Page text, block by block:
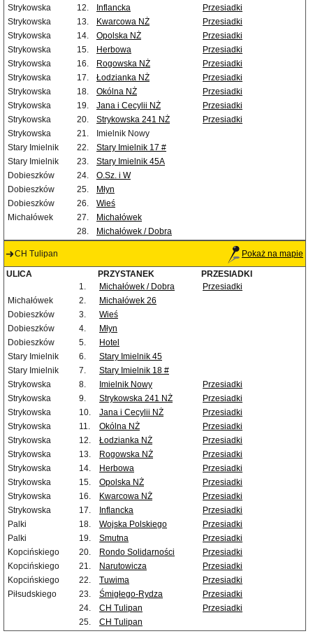
Strykowska
12. Inflancka
Przesiadki
Strykowska
13. Kwarcowa NŻ
Przesiadki
Strykowska
14. Opolska NŻ
Przesiadki
Strykowska
15. Herbowa
Przesiadki
Strykowska
16. Rogowska NŻ
Przesiadki
Strykowska
17. Łodzianka NŻ
Przesiadki
Strykowska
18. Okólna NŻ
Przesiadki
Strykowska
19. Jana i Cecylii NŻ
Przesiadki
Strykowska
20. Strykowska 241 NŻ
Przesiadki
Strykowska
21.
Imielnik Nowy
Stary Imielnik
22.
Stary Imielnik 17 #
Stary Imielnik
23.
Stary Imielnik 45A
Dobieszków
24.
O.Sz. i W
Dobieszków
25.
Młyn
Dobieszków
26.
Wieś
Michałówek
27.
Michałówek
28.
Michałówek / Dobra
CH Tulipan Pokaż na mapie
ULICA PRZYSTANEK
PRZESIADKI
1.
Michałówek / Dobra
Przesiadki
Michałówek
2.
Michałówek 26
Dobieszków
3.
Wieś
Dobieszków
4.
Młyn
Dobieszków
5.
Hotel
Stary Imielnik
6.
Stary Imielnik 45
Stary Imielnik
7.
Stary Imielnik 18 #
Strykowska
8. Imielnik Nowy
Przesiadki
Strykowska
9. Strykowska 241 NŻ
Przesiadki
Strykowska
10. Jana i Cecylii NŻ
Przesiadki
Strykowska
11. Okólna NŻ
Przesiadki
Strykowska
12. Łodzianka NŻ
Przesiadki
Strykowska
13. Rogowska NŻ
Przesiadki
Strykowska
14. Herbowa
Przesiadki
Strykowska
15. Opolska NŻ
Przesiadki
Strykowska
16. Kwarcowa NŻ
Przesiadki
Strykowska
17. Inflancka
Przesiadki
Palki
18. Wojska Polskiego
Przesiadki
Palki
19. Smutna
Przesiadki
Kopcińskiego
20. Rondo Solidarności
Przesiadki
Kopcińskiego
21. Narutowicza
Przesiadki
Kopcińskiego
22. Tuwima
Przesiadki
Piłsudskiego
23. Śmigłego-Rydza
Przesiadki
24.
CH Tulipan
Przesiadki
25.
CH Tulipan